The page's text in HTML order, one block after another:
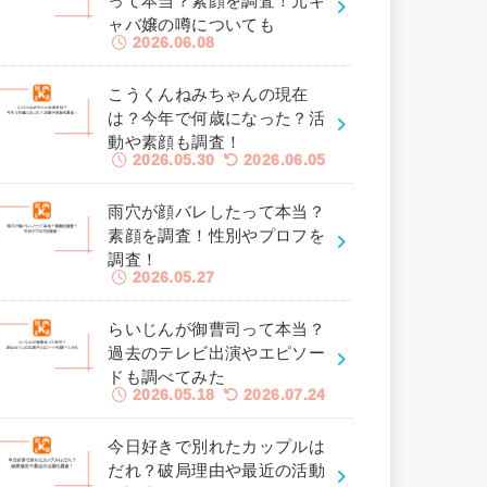
ャバ嬢の噂についても
2026.06.08
こうくんねみちゃんの現在
は？今年で何歳になった？活
動や素顔も調査！
2026.05.30 2026.06.05
雨穴が顔バレしたって本当？
素顔を調査！性別やプロフを
調査！
2026.05.27
らいじんが御曹司って本当？
過去のテレビ出演やエピソー
ドも調べてみた
2026.05.18 2026.07.24
今日好きで別れたカップルは
だれ？破局理由や最近の活動